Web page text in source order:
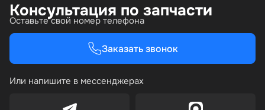
Консультация по запчасти
Оставьте свой номер телефона
Заказать звонок
Или напишите в мессенджерах